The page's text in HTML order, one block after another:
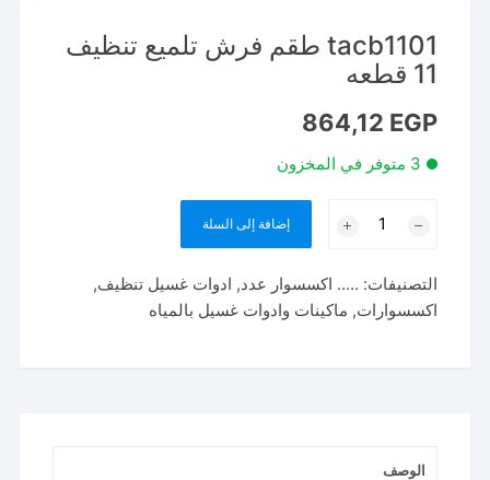
tacb1101 طقم فرش تلميع تنظيف
11 قطعه
864,12 EGP
3 متوفر في المخزون
tacb1101
فرش
تلميع
إضافة إلى السلة
التصنيفات: ..... اكسسوار عدد, ادوات غسيل تنظيف,
اكسسوارات, ماكينات وادوات غسيل بالمياه
الوصف